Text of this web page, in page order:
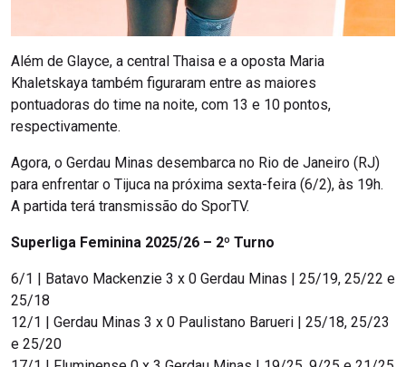
Além de Glayce, a central Thaisa e a oposta Maria
Khaletskaya também figuraram entre as maiores
pontuadoras do time na noite, com 13 e 10 pontos,
respectivamente.
Agora, o Gerdau Minas desembarca no Rio de Janeiro (RJ)
para enfrentar o Tijuca na próxima sexta-feira (6/2), às 19h.
A partida terá transmissão do SporTV.
Superliga Feminina 2025/26 – 2º Turno
6/1 | Batavo Mackenzie 3 x 0 Gerdau Minas | 25/19, 25/22 e
25/18
12/1 | Gerdau Minas 3 x 0 Paulistano Barueri | 25/18, 25/23
e 25/20